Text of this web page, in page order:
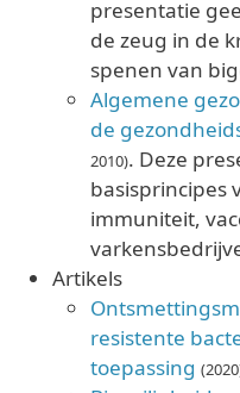
presentatie
de zeug in de
spenen van
Algemene
de
2010). Deze
basisprincipes
immuniteit,
Artikels
resistente
toepassing